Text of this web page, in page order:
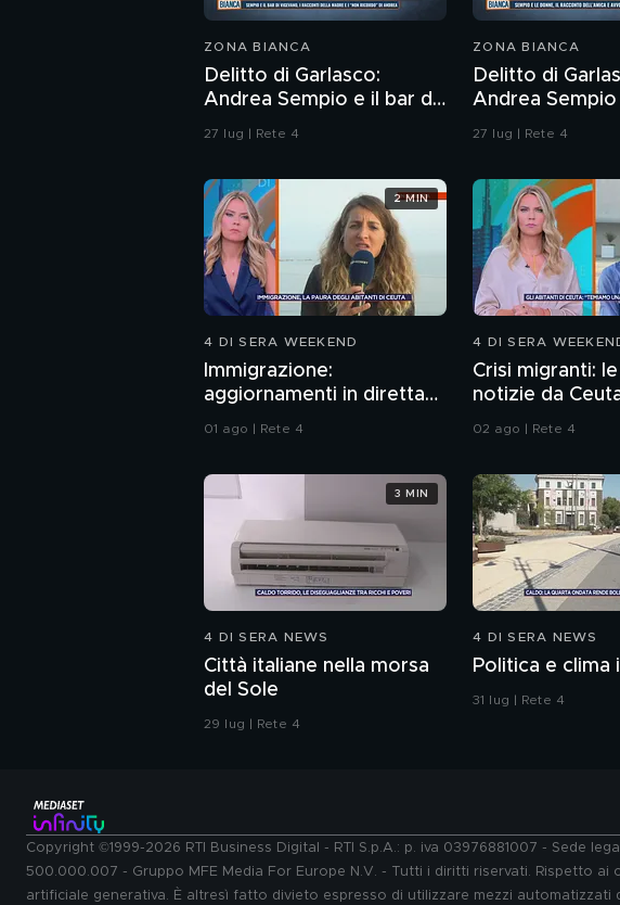
ZONA BIANCA
Delitto di Garlasco:
Andrea Sempio e il bar di
Vigevano e i racconti
27 lug | Rete 4
ZONA BIANCA
Delitto di
Andrea Sempio
donne, il
27 lug | Rete 4
4 DI SERA WEEKEND
Immigrazione:
aggiornamenti in diretta
da Ceuta
01 ago | Rete 4
2 MIN
4 DI SERA
Crisi migranti:
notizie da
02 ago | Rete 4
4 DI SERA NEWS
Città italiane nella morsa
del Sole
29 lug | Rete 4
3 MIN
4 DI SERA NEWS
Politica e clima
31 lug | Rete 4
Copyright ©1999-2026 RTI Business Digital - RTI S.p.A.: p. iva 03976881007 - Sede
500.000.007 - Gruppo MFE Media For Europe N.V. - Tutti i diritti riservati. Rispetto
artificiale generativa. È altresì fatto divieto espresso di utilizzare mezzi automatizzati